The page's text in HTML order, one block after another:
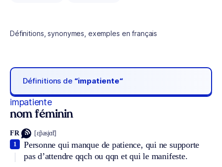
Définitions, synonymes, exemples en français
Définitions de “impatiente“
impatiente
nom féminin
FR [ɛ̃pasjɑ̃t]
Personne qui manque de patience, qui ne supporte
pas d’attendre qqch ou qqn et qui le manifeste.
1